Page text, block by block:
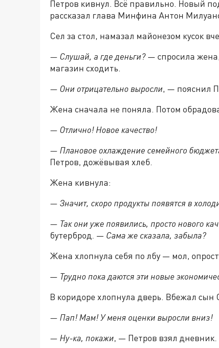
Петров кивнул. Всё правильно. Новый
рассказал глава Минфина Антон
Сел за стол, намазал майонезом кусок
— Слушай, а где деньги? — спросила
магазин сходить.
— Они отрицательно выросли, — пояснил
Жена сначала не поняла. Потом
— Отлично! Новое качество!
— Плановое охлаждение семейного
Петров, дожёвывая хлеб.
Жена кивнула:
— Значит, скоро продукты появятся в
— Так они уже появились, просто нового
бутерброд. — Сама же сказала, забыла?
Жена хлопнула себя по лбу — мол,
— Трудно пока даются эти новые
В коридоре хлопнула дверь. Вбежал
— Пап! Мам! У меня оценки выросли вниз!
— Ну-ка, покажи, — Петров взял дневник.